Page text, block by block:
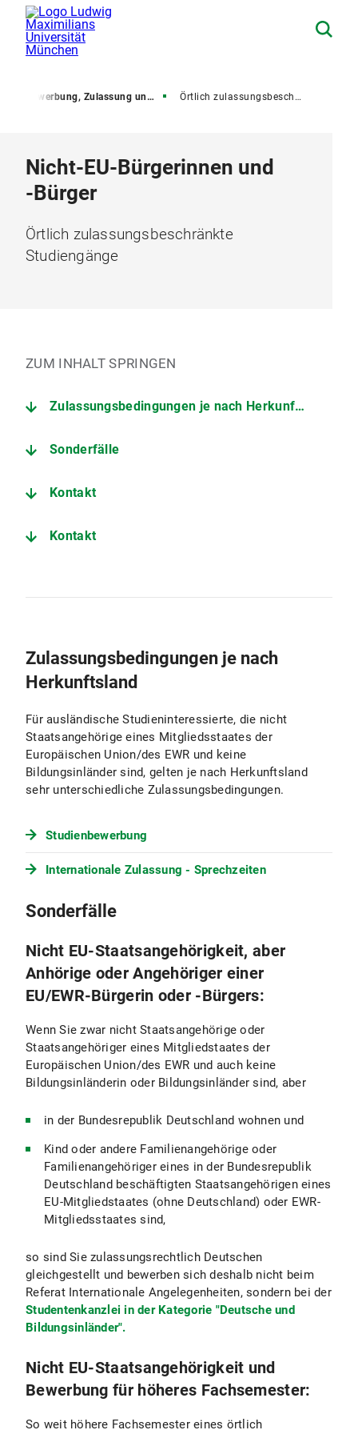
Bewerbung, Zulassung und Immatrikulation Örtlich zulassungsbeschränkte Studiengänge
Nicht-EU-Bürgerinnen und
-Bürger
Örtlich zulassungsbeschränkte
Studiengänge
ZUM INHALT SPRINGEN
Zulassungsbedingungen je nach Herkunftsland
Sonderfälle
Kontakt
Kontakt
Zulassungsbedingungen je nach
Herkunftsland
Für ausländische Studieninteressierte, die nicht
Staatsangehörige eines Mitgliedsstaates der
Europäischen Union/des EWR und keine
Bildungsinländer sind, gelten je nach Herkunftsland
sehr unterschiedliche Zulassungsbedingungen.
Studienbewerbung
Internationale Zulassung - Sprechzeiten
Sonderfälle
Nicht EU-Staatsangehörigkeit, aber
Anhörige oder Angehöriger einer
EU/EWR-Bürgerin oder -Bürgers:
Wenn Sie zwar nicht Staatsangehörige oder
Staatsangehöriger eines Mitgliedstaates der
Europäischen Union/des EWR und auch keine
Bildungsinländerin oder Bildungsinländer sind, aber
in der Bundesrepublik Deutschland wohnen und
Kind oder andere Familienangehörige oder
Familienangehöriger eines in der Bundesrepublik
Deutschland beschäftigten Staatsangehörigen eines
EU-Mitgliedstaates (ohne Deutschland) oder EWR-
Mitgliedsstaates sind,
so sind Sie zulassungsrechtlich Deutschen
gleichgestellt und bewerben sich deshalb nicht beim
Referat Internationale Angelegenheiten, sondern bei der
Studentenkanzlei in der Kategorie "Deutsche und
Bildungsinländer".
Nicht EU-Staatsangehörigkeit und
Bewerbung für höheres Fachsemester:
So weit höhere Fachsemester eines örtlich